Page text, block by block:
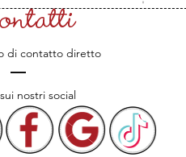
di contatto diretto
nostri social